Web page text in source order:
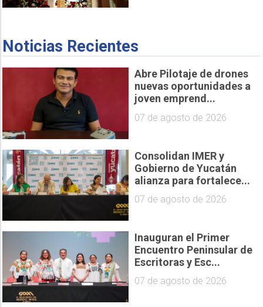
Noticias Recientes
Abre Pilotaje de drones
nuevas oportunidades a
joven emprend...
07 de agosto de 2026
Consolidan IMER y
Gobierno de Yucatán
alianza para fortalece...
07 de agosto de 2026
Inauguran el Primer
Encuentro Peninsular de
Escritoras y Esc...
07 de agosto de 2026